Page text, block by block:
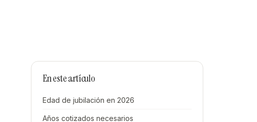
En este artículo
Edad de jubilación en 2026
Años cotizados necesarios